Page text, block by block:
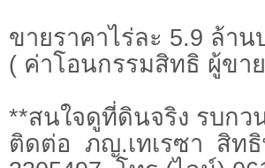
ขายราคาไร่ละ 5.9 ล้า
( ค่าโอนกรรมสิทธิ ผู้ขา
**สนใจดูที่ดินจริง รบกว
ติดต่อ ภญ.เทเรซา สิท